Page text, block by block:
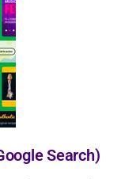
Search)